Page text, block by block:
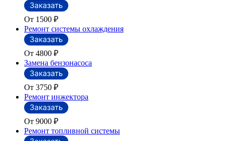
От 1500 ₽
Ремонт системы охлаждения
От 4800 ₽
Замена бензонасоса
От 3750 ₽
Ремонт инжектора
От 9000 ₽
Ремонт топливной системы